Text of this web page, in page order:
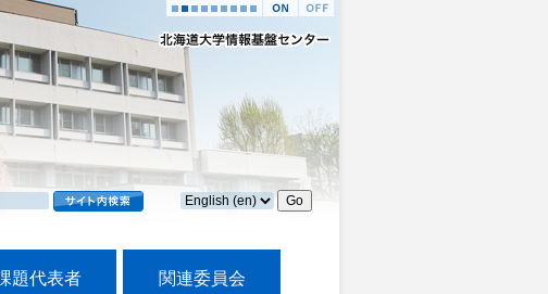
題代表者
関連委員会